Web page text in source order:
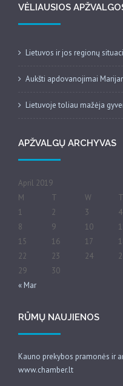
VĖLIAUSIOS
Lietuvos ir jos regionų
Aukšti apdovanojimai
Lietuvoje toliau mažėja
APŽVALGŲ ARCHYVAS
April 2019
M
T W T
« Mar
1 2 3 4
8
9 10
15
16 17
22
23 24
29
30
RŪMŲ NAUJIENOS
Kauno prekybos pramonės ir
www.chamber.lt